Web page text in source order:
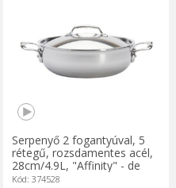
Serpenyő 2 fogantyúval, 5
rétegű, rozsdamentes acél,
28cm/4.9L, "Affinity" - de
Buyer
Kód: 374528